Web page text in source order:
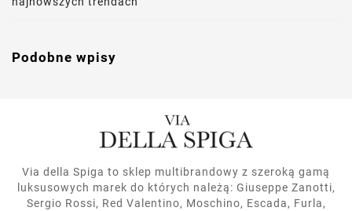
Podobne wpisy
Via della Spiga to sklep multibrandowy z szeroką gamą
luksusowych marek do których należą: Giuseppe Zanotti,
Sergio Rossi, Red Valentino, Moschino, Escada, Furla,